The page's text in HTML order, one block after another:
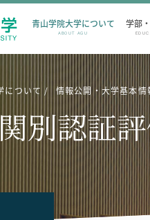
青山学院大学について
ABOUT AGU
学部
について 情報公開・大学基本情
別認証